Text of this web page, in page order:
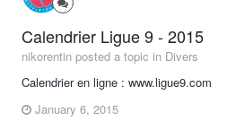
Calendrier Ligue 9 - 2015
nikorentin posted a topic in Divers
Calendrier en ligne : www.ligue9.com
January 6, 2015